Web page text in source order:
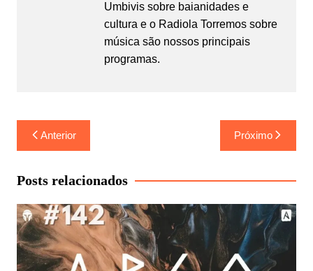
Umbivis sobre baianidades e
cultura e o Radiola Torremos sobre
música são nossos principais
programas.
Navegação
de
Post
Anterior Próximo
Posts relacionados